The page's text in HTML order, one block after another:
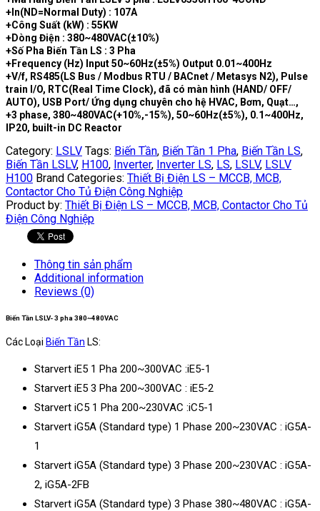
+In(ND=Normal Duty) : 107A
+Công Suất (kW) : 55KW
+Dòng Điện : 380~480VAC(±10%)
+Số Pha Biến Tần LS : 3 Pha
+Frequency (Hz) Input 50~60Hz(±5%) Output 0.01~400Hz
+V/f, RS485(LS Bus / Modbus RTU / BACnet / Metasys N2), Pulse
train I/O, RTC(Real Time Clock), đã có màn hình (HAND/ OFF/
AUTO), USB Port/ Ứng dụng chuyên cho hệ HVAC, Bơm, Quạt…,
+3 phase, 380~480VAC(+10%,-15%), 50~60Hz(±5%), 0.1~400Hz,
IP20, built-in DC Reactor
Category: LSLV Tags: Biến Tần, Biến Tần 1 Pha, Biến Tần LS,
Biến Tần LSLV, H100, Inverter, Inverter LS, LS, LSLV, LSLV
H100 Brand Categories: Thiết Bị Điện LS – MCCB, MCB,
Contactor Cho Tủ Điện Công Nghiệp
Product by: Thiết Bị Điện LS – MCCB, MCB, Contactor Cho Tủ
Điện Công Nghiệp
Thông tin sản phẩm
Additional information
Reviews (0)
Biến Tần LSLV- 3 pha 380~480VAC
Các Loại Biến Tần LS:
Starvert iE5 1 Pha 200~300VAC :iE5-1
Starvert iE5 3 Pha 200~300VAC : iE5-2
Starvert iC5 1 Pha 200~230VAC :iC5-1
Starvert iG5A (Standard type) 1 Phase 200~230VAC : iG5A-
1
Starvert iG5A (Standard type) 3 Phase 200~230VAC : iG5A-
2, iG5A-2FB
Starvert iG5A (Standard type) 3 Phase 380~480VAC : iG5A-